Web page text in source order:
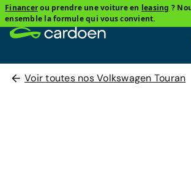
Financerou prendre une voiture en leasing ?
ensemble la formule qui vous convient.
Voir toutes nos Volkswagen Touran